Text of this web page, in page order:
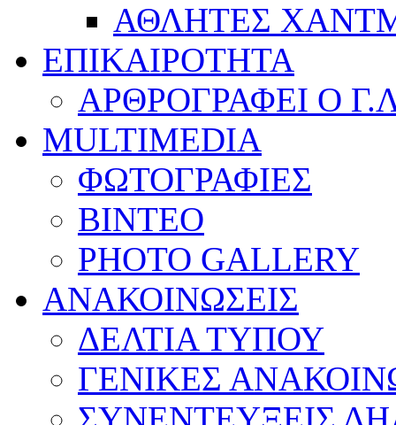
ΑΘΛΗΤΕΣ
ΕΠΙΚΑΙΡΟΤΗΤΑ
ΑΡΘΡΟΓΡΑΦΕΙ Ο
MULTIMEDIA
ΦΩΤΟΓΡΑΦΙΕΣ
ΒΙΝΤΕΟ
PHOTO GALLERY
ΑΝΑΚΟΙΝΩΣΕΙΣ
ΔΕΛΤΙΑ ΤΥΠΟΥ
ΓΕΝΙΚΕΣ